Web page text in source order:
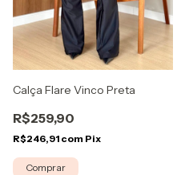
Calça Flare Vinco Preta
R$259,90
R$246,91 com Pix
Comprar